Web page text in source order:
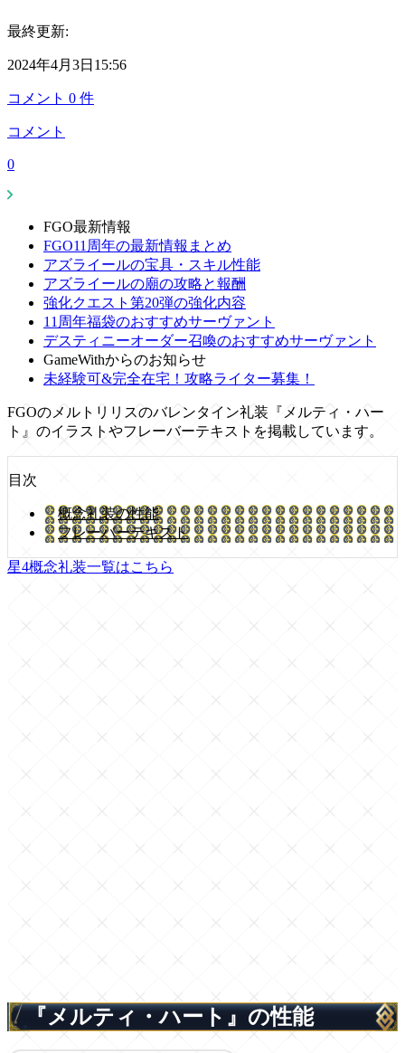
最終更新:
2024年4月3日15:56
コメント 0 件
コメント
0
FGO最新情報
FGO11周年の最新情報まとめ
アズライールの宝具・スキル性能
アズライールの廟の攻略と報酬
強化クエスト第20弾の強化内容
11周年福袋のおすすめサーヴァント
デスティニーオーダー召喚のおすすめサーヴァント
GameWithからのお知らせ
未経験可&完全在宅！攻略ライター募集！
FGOのメルトリリスのバレンタイン礼装『メルティ・ハー
ト』のイラストやフレーバーテキストを掲載しています。
目次
概念礼装の性能
フレーバーテキスト
星4概念礼装一覧はこちら
『メルティ・ハート』の性能